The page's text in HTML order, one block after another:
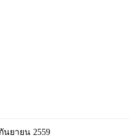
นยายน 2559